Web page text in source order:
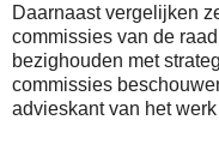
Daarnaast vergelijken
commissies van de
bezighouden met
commissies
advieskant van het